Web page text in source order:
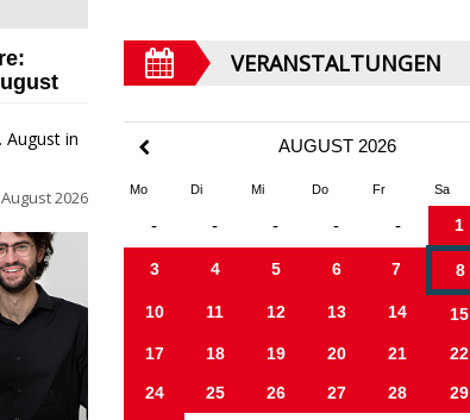
August in
August 2026
VERANSTALTUNGEN
AUGUST 2026
Mo Di Mi Do Fr Sa
- - - - - 1
3 4 5 6 7 8
10 11 12 13 14 15
17 18 19 20 21 22
24 25 26 27 28 29